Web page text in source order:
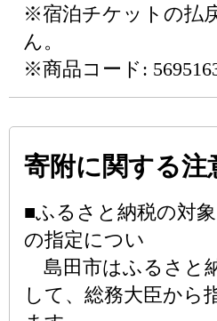
※宿泊チケットの払
ん。
※商品コード:
寄附に関する注
■ふるさと納税の対
の指定につい
島田市はふるさと
して、総務大臣から